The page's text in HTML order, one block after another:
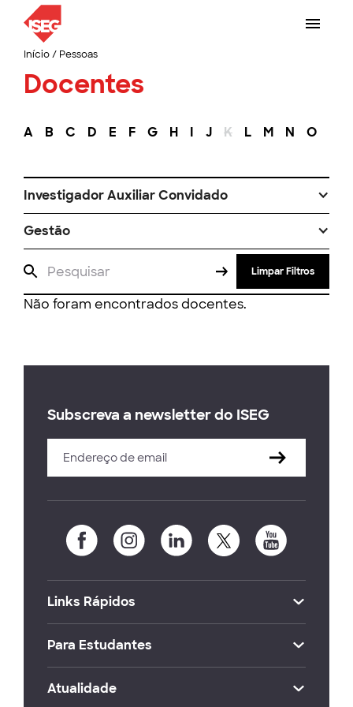
Início/ Pessoas
Docentes
A B C D E F G H I J K L M N O
Investigador Auxiliar Convidado
Gestão
Limpar Filtros
Não foram encontrados docentes.
Subscreva a newsletter do ISEG
Links Rápidos
Para Estudantes
Atualidade